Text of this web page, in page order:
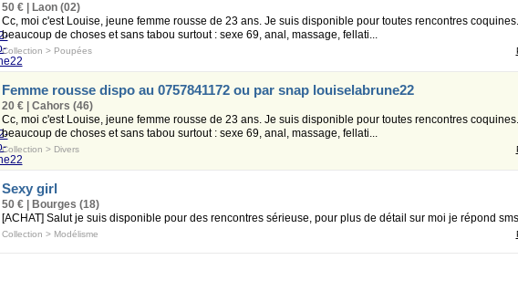
50 € | Laon (02)
Cc, moi c'est Louise, jeune femme rousse de 23 ans. Je suis disponible pour toutes rencontres
beaucoup de choses et sans tabou surtout : sexe 69, anal, massage, fellati...
Collection > Poupées
Femme rousse dispo au 0757841172 ou par snap louiselabrune22
20 € | Cahors (46)
Cc, moi c'est Louise, jeune femme rousse de 23 ans. Je suis disponible pour toutes rencontres
beaucoup de choses et sans tabou surtout : sexe 69, anal, massage, fellati...
Collection > Divers
Sexy girl
50 € | Bourges (18)
[ACHAT] Salut je suis disponible pour des rencontres sérieuse, pour plus de détail sur moi je répond
Collection > Modélisme